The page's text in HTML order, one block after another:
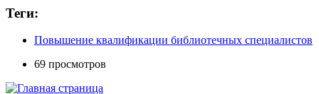
Теги:
Повышение квалификации библиотечных специалистов
69 просмотров